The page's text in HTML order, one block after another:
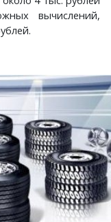
вычислений,